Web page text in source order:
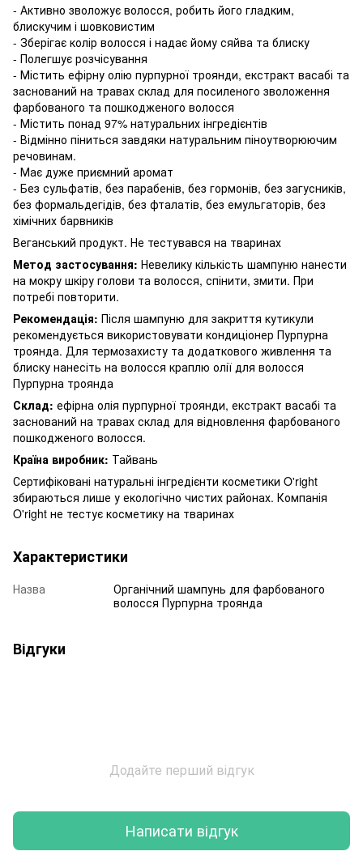
- Активно зволожує волосся, робить його гладким,
блискучим і шовковистим
- Зберігає колір волосся і надає йому сяйва та блиску
- Полегшує розчісування
- Містить ефірну олію пурпурної троянди, екстракт васабі та
заснований на травах склад для посиленого зволоження
фарбованого та пошкодженого волосся
- Містить понад 97% натуральних інгредієнтів
- Відмінно піниться завдяки натуральним піноутворюючим
речовинам.
- Має дуже приємний аромат
- Без сульфатів, без парабенів, без гормонів, без загусників,
без формальдегідів, без фталатів, без емульгаторів, без
хімічних барвників
Веганський продукт. Не тестувався на тваринах
Метод застосування: Невелику кількість шампуню нанести
на мокру шкіру голови та волосся, спінити, змити. При
потребі повторити.
Рекомендація: Після шампуню для закриття кутикули
рекомендується використовувати кондиціонер Пурпурна
троянда. Для термозахисту та додаткового живлення та
блиску нанесіть на волосся краплю олії для волосся
Пурпурна троянда
Склад: ефірна олія пурпурної троянди, екстракт васабі та
заснований на травах склад для відновлення фарбованого
пошкодженого волосся.
Країна виробник: Тайвань
Сертифіковані натуральні інгредієнти косметики O'right
збираються лише у екологічно чистих районах. Компанія
O'right не тестує косметику на тваринах
Характеристики
Назва
Органічний шампунь для фарбованого
волосся Пурпурна троянда
Відгуки
Додайте перший відгук
Написати відгук